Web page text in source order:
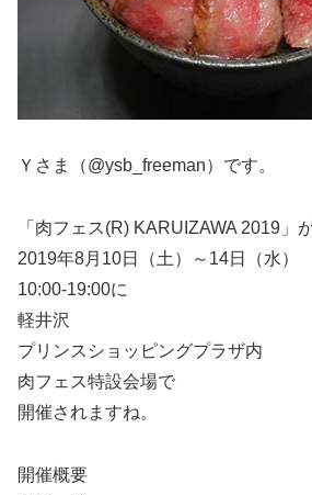
Ｙさま（@ysb_freeman）です。
「肉フェス(R) KARUIZAWA 2019」
2019年8月10日（土）～14日（水）
10:00-19:00に
軽井沢
プリンスショッピングプラザ内
肉フェス特設会場で
開催されますね。
開催概要